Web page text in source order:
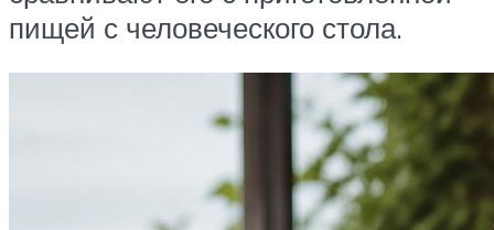
пищей с человеческого стола.